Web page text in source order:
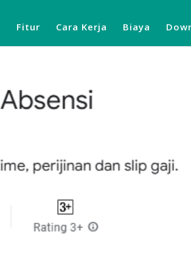
Fitur Cara Kerja Biaya